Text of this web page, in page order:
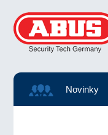
Novinky